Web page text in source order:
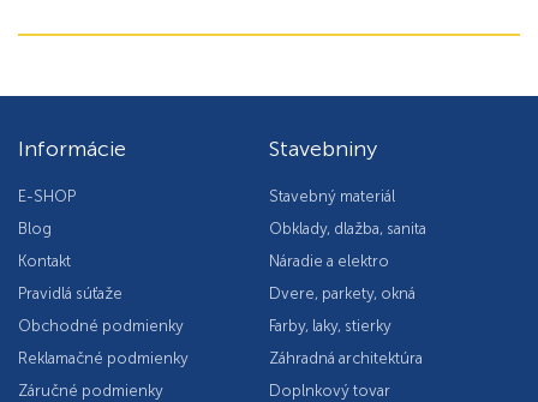
Informácie
E-SHOP
Blog
Kontakt
Pravidlá súťaže
Obchodné podmienky
Reklamačné podmienky
Záručné podmienky
Stavebniny
Stavebný materiál
Obklady, dlažba, sanita
Náradie a elektro
Dvere, parkety, okná
Farby, laky, stierky
Záhradná architektúra
Doplnkový tovar